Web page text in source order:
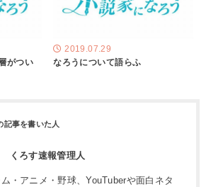
がつい
2019.07.29
なろうについて語らふ
くろす速報管理人
・アニメ・野球、YouTuberや面白ネタ